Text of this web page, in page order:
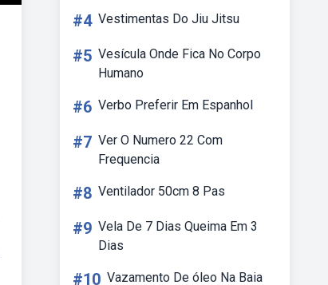
#4 Vestimentas Do Jiu Jitsu
#5 Vesícula Onde Fica No Corpo
Humano
#6 Verbo Preferir Em Espanhol
#7 Ver O Numero 22 Com
Frequencia
#8 Ventilador 50cm 8 Pas
#9 Vela De 7 Dias Queima Em 3
Dias
#10 Vazamento De óleo Na Baia